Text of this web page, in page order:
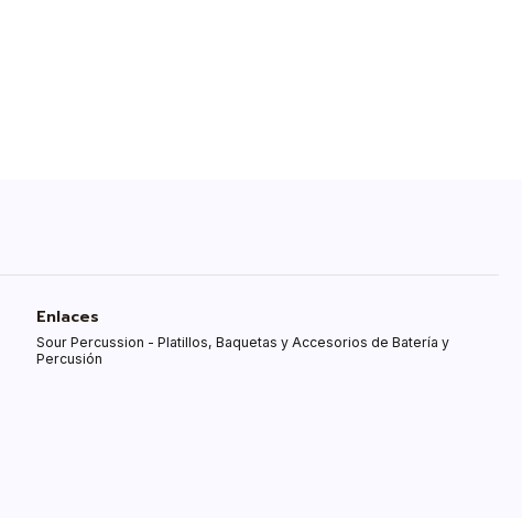
Enlaces
Sour Percussion - Platillos, Baquetas y Accesorios de Batería y
Percusión